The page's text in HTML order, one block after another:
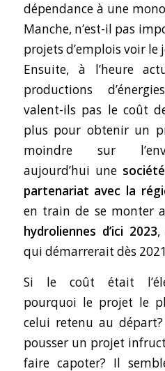
dépendance à une
Manche, n’est-il pas
projets d’emplois voir le
Ensuite, à l’heure
productions
valent-ils pas le coût
plus pour obtenir un
moindre sur
aujourd’hui une
partenariat avec la
en train de se monter
hydroliennes d’ici 2023,
qui démarrerait dès
Si le coût était
pourquoi le projet le
celui retenu au
pousser un projet
faire capoter? Il